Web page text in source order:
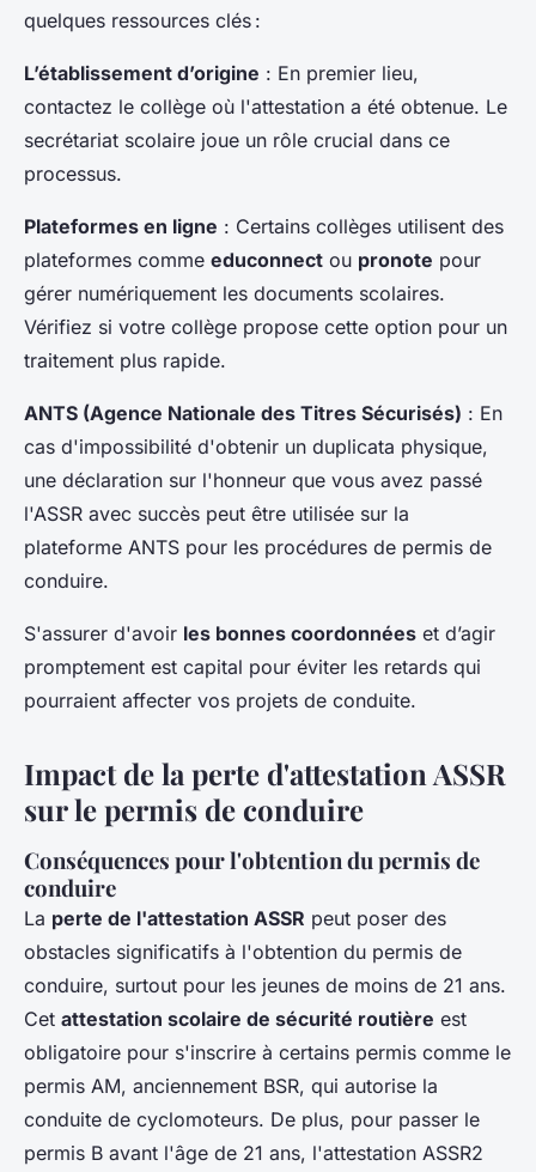
quelques ressources clés :
L’établissement d’origine : En premier lieu,
contactez le collège où l'attestation a été obtenue. Le
secrétariat scolaire joue un rôle crucial dans ce
processus.
Plateformes en ligne : Certains collèges utilisent des
plateformes comme educonnect ou pronote pour
gérer numériquement les documents scolaires.
Vérifiez si votre collège propose cette option pour un
traitement plus rapide.
ANTS (Agence Nationale des Titres Sécurisés) : En
cas d'impossibilité d'obtenir un duplicata physique,
une déclaration sur l'honneur que vous avez passé
l'ASSR avec succès peut être utilisée sur la
plateforme ANTS pour les procédures de permis de
conduire.
S'assurer d'avoir les bonnes coordonnées et d’agir
promptement est capital pour éviter les retards qui
pourraient affecter vos projets de conduite.
Impact de la perte d'attestation ASSR
sur le permis de conduire
Conséquences pour l'obtention du permis de
conduire
La perte de l'attestation ASSR peut poser des
obstacles significatifs à l'obtention du permis de
conduire, surtout pour les jeunes de moins de 21 ans.
Cet attestation scolaire de sécurité routière est
obligatoire pour s'inscrire à certains permis comme le
permis AM, anciennement BSR, qui autorise la
conduite de cyclomoteurs. De plus, pour passer le
permis B avant l'âge de 21 ans, l'attestation ASSR2